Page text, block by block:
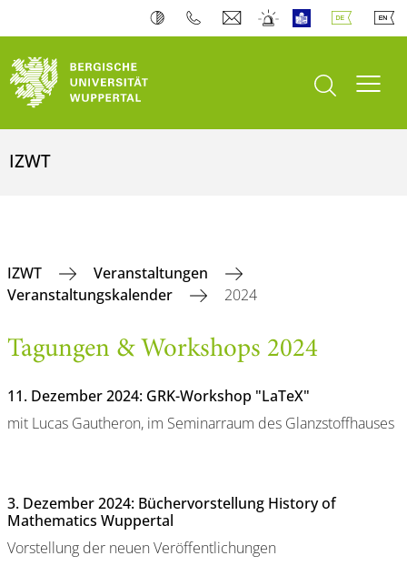
Suche öffnen
IZWT
IZWT
Veranstaltungen
Veranstaltungskalender
2024
Tagungen & Workshops 2024
11. Dezember 2024: GRK-Workshop "LaTeX"
mit Lucas Gautheron, im Seminarraum des Glanzstoffhauses
3. Dezember 2024: Büchervorstellung History of
Mathematics Wuppertal
Vorstellung der neuen Veröffentlichungen